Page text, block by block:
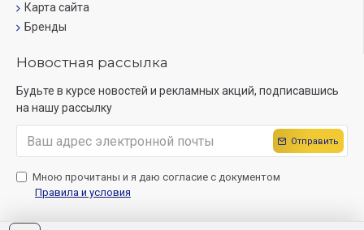
Карта сайта
Бренды
Новостная рассылка
Будьте в курсе новостей и рекламных акций, подписавшись
на нашу рассылку
Отправить
Мною прочитаны и я даю согласие с документом
Правила и условия